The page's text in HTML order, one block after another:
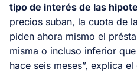
tipo de interés de las
precios suban, la cuota de
piden ahora mismo el
misma o incluso inferior
hace seis meses”, explica